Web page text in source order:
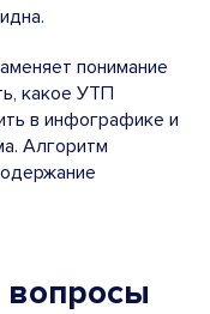
понимание
какое УТП
в инфографике и
Алгоритм
вопросы